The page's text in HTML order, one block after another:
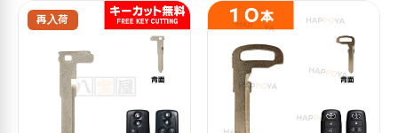
再入荷